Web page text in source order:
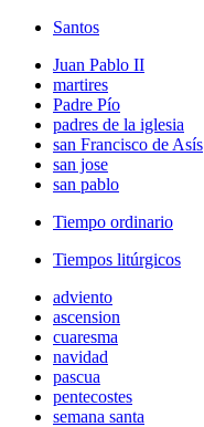
Santos
Juan Pablo II
martires
Padre Pío
padres de la iglesia
san Francisco de Asís
san jose
san pablo
Tiempo ordinario
Tiempos litúrgicos
adviento
ascension
cuaresma
navidad
pascua
pentecostes
semana santa